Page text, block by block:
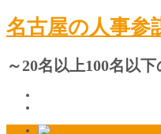
名古屋の人事参
～20名以上100名以